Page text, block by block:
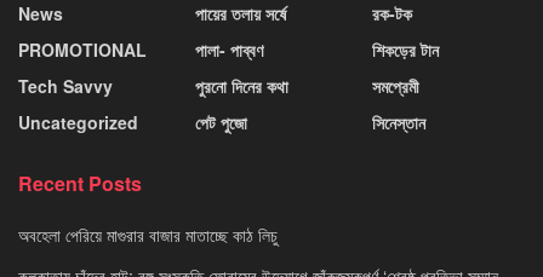
News
PROMOTIONAL
Tech Savvy
Uncategorized
পায়ের তলায় সর্ষে
পালা- পাব্বণ
পুরনো দিনের কথা
পেট পুজো
রক-টক
শিকড়ের টান
সমপ্রেমী
সিনেস্তান
Recent Posts
অবহেলা পেরিয়ে মাগুরার বাজার মাতাচ্ছে কাঠ লিচু